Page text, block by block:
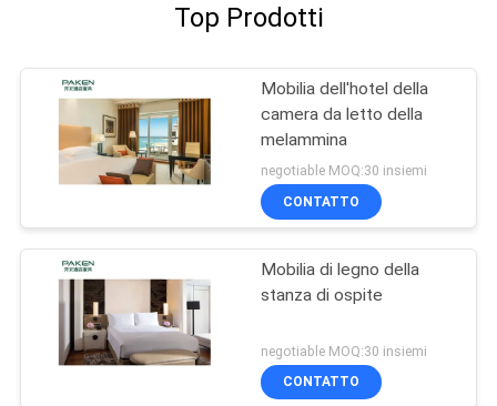
Top Prodotti
Mobilia dell'hotel della
camera da letto della
melammina
negotiable MOQ:30 insiemi
CONTATTO
Mobilia di legno della
stanza di ospite
negotiable MOQ:30 insiemi
CONTATTO